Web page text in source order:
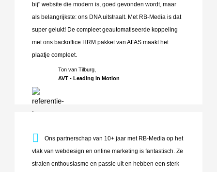
Ton van Tilburg,
AVT - Leading in Motion
bij" website die modern is, goed gevonden wordt, maar
als belangrijkste: ons DNA uitstraalt. Met RB-Media is dat
super gelukt! De compleet geautomatiseerde koppeling
met ons backoffice HRM pakket van AFAS maakt het
plaatje compleet.
Ons partnerschap van 10+ jaar met RB-Media op het
vlak van webdesign en online marketing is fantastisch. Ze
stralen enthousiasme en passie uit en hebben een sterk
Ons partnerschap van 10+ jaar met RB-Media op het